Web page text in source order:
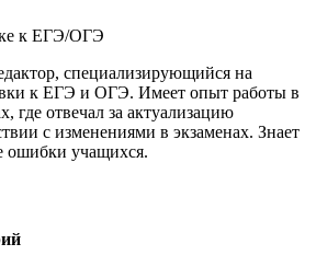
к ЕГЭ/ОГЭ
специализирующийся на
к ЕГЭ и ОГЭ. Имеет опыт работы в
где отвечал за актуализацию
с изменениями в экзаменах. Знает
ошибки учащихся.